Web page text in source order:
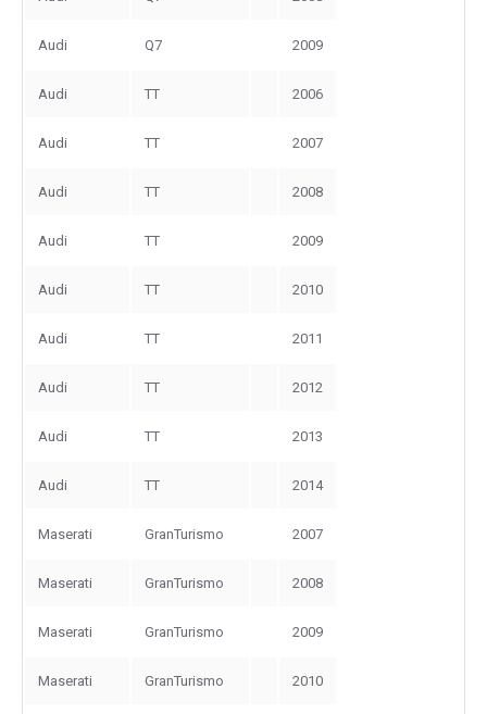
Audi Q7 2009
Audi TT 2006
Audi TT 2007
Audi TT 2008
Audi TT 2009
Audi TT 2010
Audi TT 2011
Audi TT 2012
Audi TT 2013
Audi TT 2014
Maserati GranTurismo 2007
Maserati GranTurismo 2008
Maserati GranTurismo 2009
Maserati GranTurismo 2010